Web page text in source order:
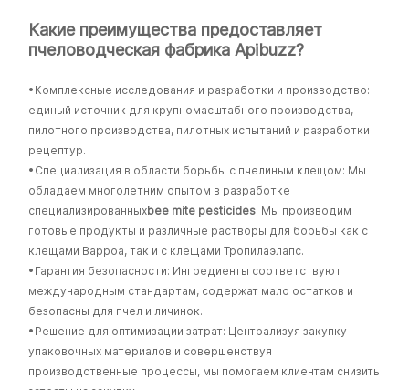
Какие преимущества предоставляет
пчеловодческая фабрика Apibuzz?
•Комплексные исследования и разработки и производство:
единый источник для крупномасштабного производства,
пилотного производства, пилотных испытаний и разработки
рецептур.
•Специализация в области борьбы с пчелиным клещом: Мы
обладаем многолетним опытом в разработке
специализированныхbee mite pesticides. Мы производим
готовые продукты и различные растворы для борьбы как с
клещами Варроа, так и с клещами Тропилаэлапс.
•Гарантия безопасности: Ингредиенты соответствуют
международным стандартам, содержат мало остатков и
безопасны для пчел и личинок.
•Решение для оптимизации затрат: Централизуя закупку
упаковочных материалов и совершенствуя
производственные процессы, мы помогаем клиентам снизить